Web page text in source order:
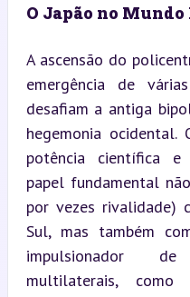
O Japão no
A ascensão do
emergência de
desafiam a antiga
hegemonia ocidental.
potência científica e
papel fundamental
por vezes rivalidade)
Sul, mas também
impulsionador
multilaterais,